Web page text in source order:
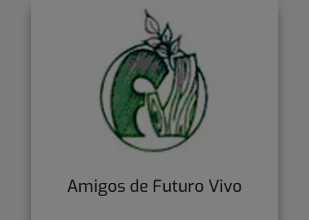
Amigos de Futuro Vivo